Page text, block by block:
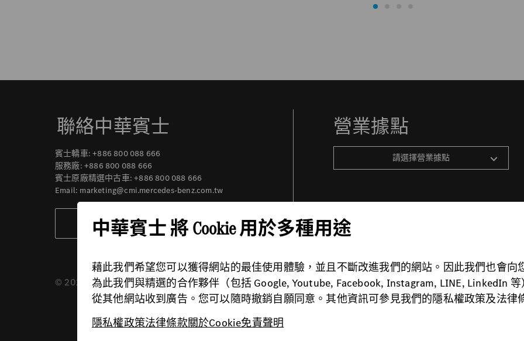
中華賓士 將 Cookie 用於多種用途
藉此我們希望您可以獲得網站的最佳使用體驗，並且不斷改進我們的網站。因此我們也會
為此我們與精選的合作夥伴（包括 Google, Youtube, Facebook, Instagram, LINE, LinkedIn
從其他網站收到廣告。您可以隨時撤銷自願同意。其他資訊可參見我們的隱私權政策及法律
隱私權政策法律條款關於Cookie免責聲明
聯絡中華賓士
賓士轎車:+886 800 088 666
服務廠:+886 800 088 666
賓士原廠精選中古車:+886 800 088 666
Email: marketing@cmi.mercedes-benz.com.tw
聯絡我們
營業據點
請選擇營業據點
© 2026 中華賓士 供應商 隱私權政策 法律條款 關於Cookie 免責聲明